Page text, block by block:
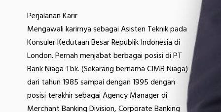
Perjalanan Karir
Mengawali karirnya sebagai Asisten Teknik pada
Konsuler Kedutaan Besar Republik Indonesia di
London. Pernah menjabat berbagai posisi di PT
Bank Niaga Tbk. (Sekarang bernama CIMB Niaga)
dari tahun 1985 sampai dengan 1995 dengan
posisi terakhir sebagai Agency Manager di
Merchant Banking Division, Corporate Banking